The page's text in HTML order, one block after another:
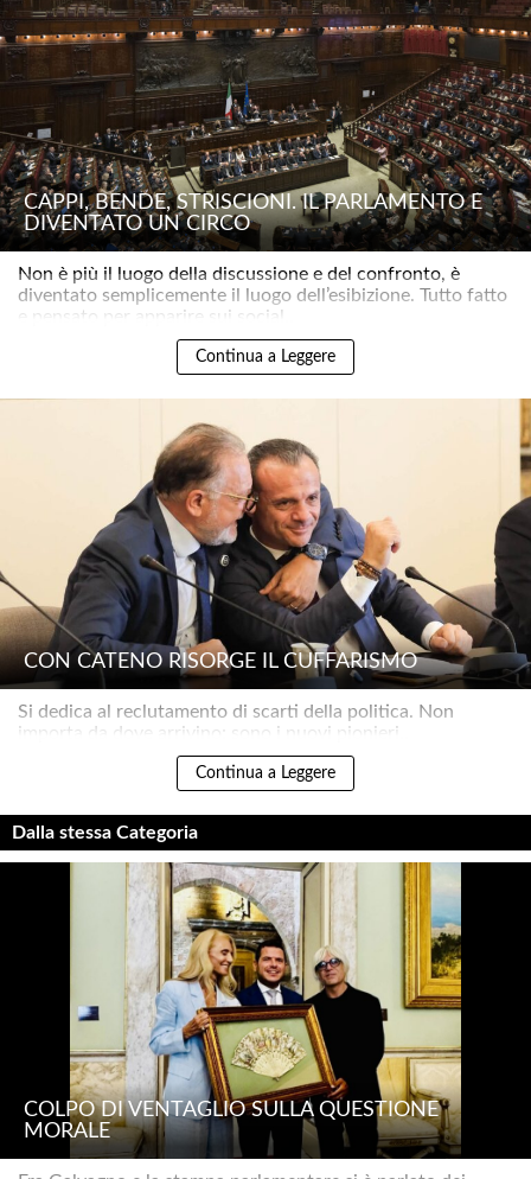
CAPPI, BENDE, STRISCIONI. IL PARLAMENTO È
DIVENTATO UN CIRCO
Non è più il luogo della discussione e del confronto, è
diventato semplicemente il luogo dell’esibizione. Tutto fatto
e pensato per apparire sui social..
Continua a Leggere
CON CATENO RISORGE IL CUFFARISMO
Si dedica al reclutamento di scarti della politica. Non
importa da dove arrivino: sono i nuovi pionieri..
Continua a Leggere
Dalla stessa Categoria
COLPO DI VENTAGLIO SULLA QUESTIONE
MORALE